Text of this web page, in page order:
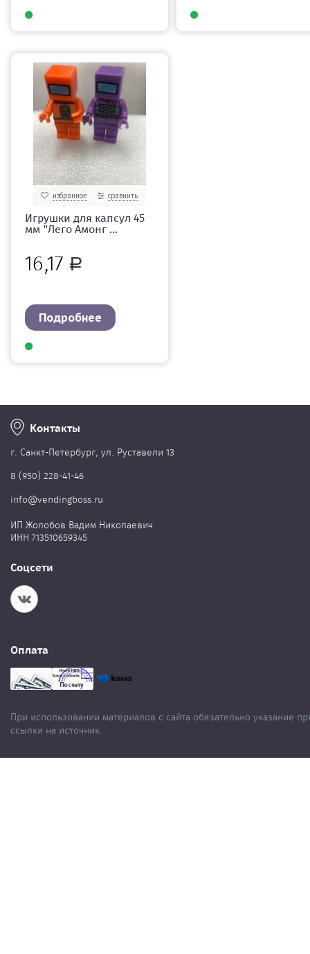
избранное сравнить
Игрушки для капсул 45
мм "Лего Амонг ...
16,17 Р
Подробнее
Контакты
г. Cанкт-Петербург, ул. Руставели 13
8 (950) 228-41-46
info@vendingboss.ru
ИП Жолобов Вадим Николаевич
ИНН 713510659345
Соцсети
Оплата
При использовании материалов с сайта обязательно указание
ссылки на источник.